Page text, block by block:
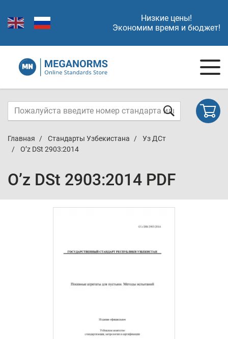
Низкие цены!
Экономим время и бюджет!
Главная Стандарты Узбекистана
Уз ДСт
O’z DSt 2903:2014
O’z DSt 2903:2014 PDF